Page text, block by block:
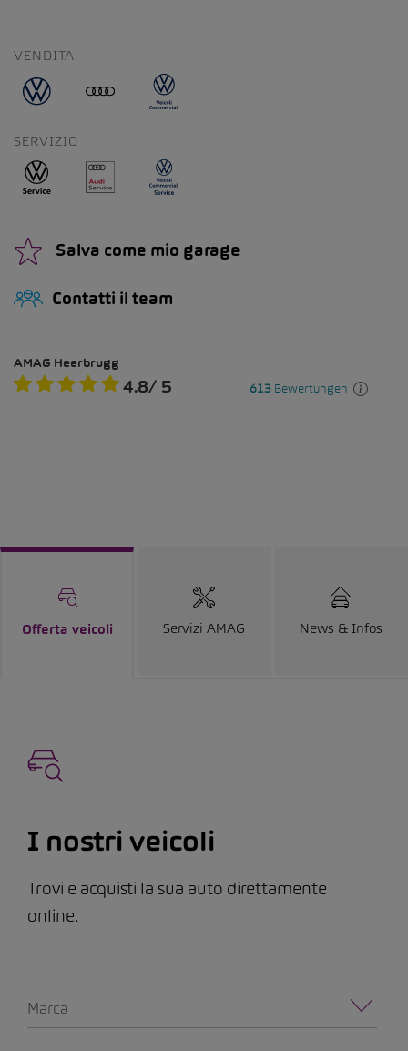
VENDITA
SERVIZIO
Salva come mio garage
Contatti il team
Offerta veicoli Servizi AMAG News & Infos
I nostri veicoli
Trovi e acquisti la sua auto direttamente
online.
Marca